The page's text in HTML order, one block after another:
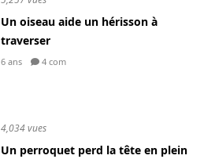
Un oiseau aide un hérisson à
traverser
6 ans 4 com
4,034 vues
Un perroquet perd la tête en plein